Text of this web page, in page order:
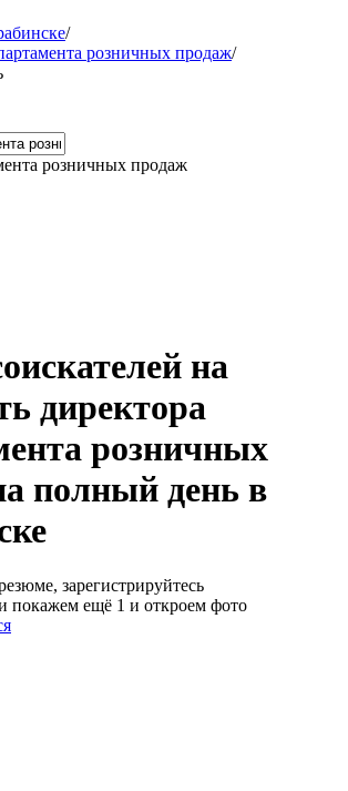
/
розничных продаж/
розничных продаж
на
директора
розничных
полный день в
зарегистрируйтесь
покажем ещё 1 и откроем фото